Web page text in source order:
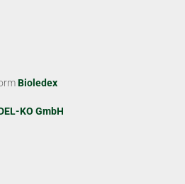
Bioledex
KO GmbH